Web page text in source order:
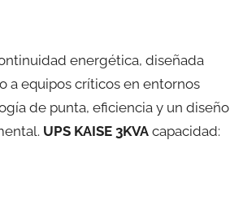
energética, diseñada
a equipos críticos en entornos
de punta, eficiencia y un diseño
UPS KAISE 3KVA capacidad: